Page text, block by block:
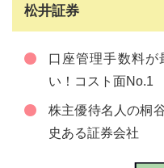
松井証券
口座管理手数料が
い！コスト面No.1
株主優待名人の桐
史ある証券会社